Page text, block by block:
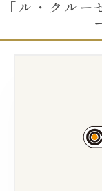
「ル・クル